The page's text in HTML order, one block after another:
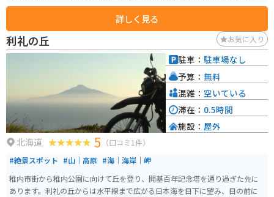
います。なかでも、天塩町産のしじみを使ったしじみ汁は絶品です。バイクで
訪れた際には、日本海を眺めながら食べるのも良いでしょう。 また、道の駅
てしお周辺には、天塩川歴史資料館や天塩川温泉など、観光スポットも点在
しています。少し足を延ばして、観光を楽しむのも良いでしょう。
詳しく見る
利礼の丘 お気に入り
北海道 5 （口コミ1件）
#絶景スポット #山｜高原 #海｜海岸｜岬
稚内市街から稚内公園に向けて丘を登り、開基百年記念塔を通り過ぎた先に
あります。利礼の丘からは水平線まで広がる日本海を目下に望み、目の前に
駐車： 駐車場なし
予算： 無料
混雑： 空いている
滞在： 0.5時間
施設： 屋外